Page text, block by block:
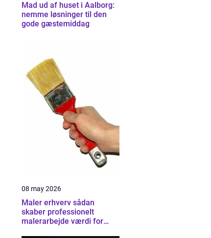
Mad ud af huset i Aalborg:
nemme løsninger til den
gode gæstemiddag
08 may 2026
Maler erhverv sådan
skaber professionelt
malerarbejde værdi for